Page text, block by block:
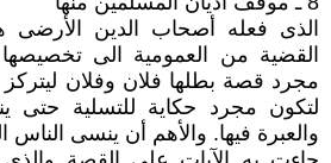
الذى فعله أصحاب الدين الأرضى
القضية من العمومية الى
مجرد قصة بطلها فلان وفلان ليتركز
لتكون مجرد حكاية للتسلية حتى
والعبرة فيها. والأهم أن ينسى الناس